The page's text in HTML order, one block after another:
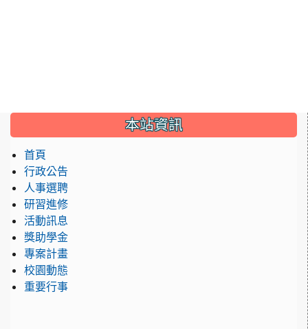
::: 本站資訊
首頁
行政公告
人事選聘
研習進修
活動訊息
獎助學金
專案計畫
校園動態
重要行事